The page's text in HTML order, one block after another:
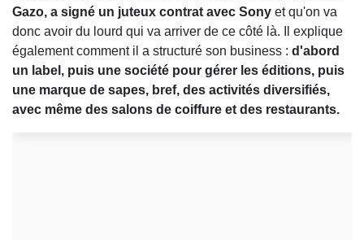
Gazo, a signé un juteux contrat avec Sony et qu'on va
donc avoir du lourd qui va arriver de ce côté là. Il explique
également comment il a structuré son business : d'abord
un label, puis une société pour gérer les éditions, puis
une marque de sapes, bref, des activités diversifiés,
avec même des salons de coiffure et des restaurants.